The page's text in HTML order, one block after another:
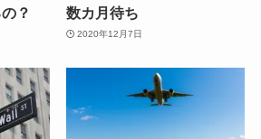
？
数カ月待ち
2020年12月7日